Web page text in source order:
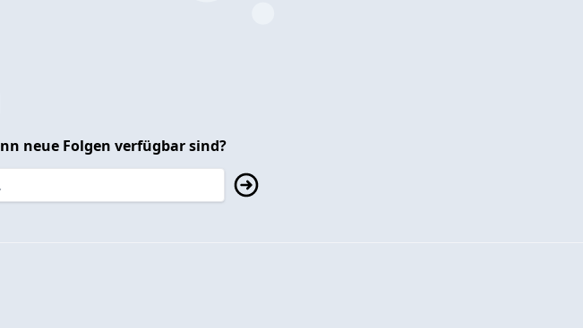
neue Folgen verfügbar sind?